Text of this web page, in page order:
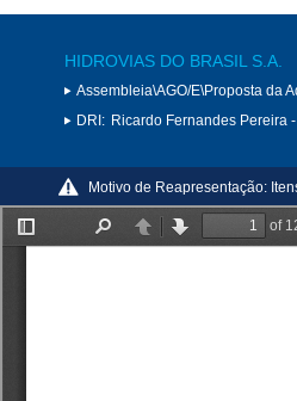
HIDROVIAS DO BRASIL S.A.
Assembleia\AGO/E\Proposta da
DRI: Ricardo Fernandes Pereira
Motivo de Reapresentação: